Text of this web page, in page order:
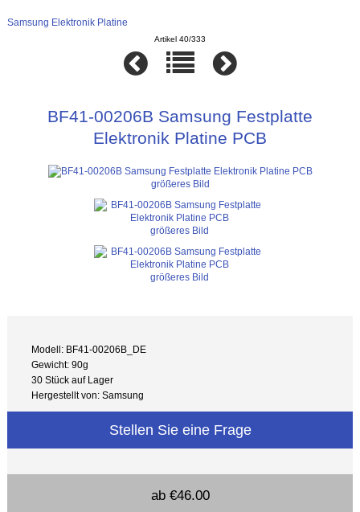
Samsung Elektronik Platine
Artikel 40/333
BF41-00206B Samsung Festplatte
Elektronik Platine PCB
größeres Bild
größeres Bild
größeres Bild
Modell: BF41-00206B_DE
Gewicht: 90g
30 Stück auf Lager
Hergestellt von: Samsung
Stellen Sie eine Frage
ab €46.00